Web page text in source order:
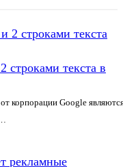
строками текста в
корпорации Google